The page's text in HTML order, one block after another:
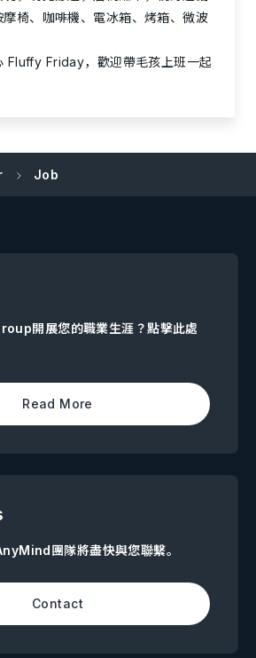
椅、咖啡機、電冰箱、烤箱、微波
Fluffy Friday，歡迎帶毛孩上班一起
Job
開展您的職業生涯？點擊此處
Read More
團隊將盡快與您聯繫。
Contact